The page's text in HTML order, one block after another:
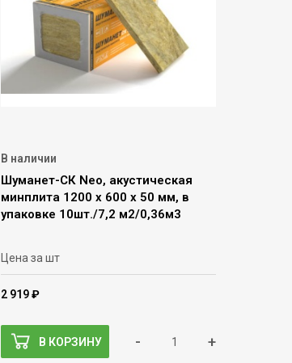
В наличии
Шуманет-СК Neo, акустическая
минплита 1200 х 600 х 50 мм, в
упаковке 10шт./7,2 м2/0,36м3
Цена за шт
2 919 ₽
В КОРЗИНУ - +